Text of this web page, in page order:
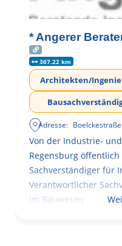
* Angerer
367.22 km
Architekten/
Adresse:
Von der Industrie-
Regensburg
Sachverständiger für
Verantwortlicher
im Bauwesen